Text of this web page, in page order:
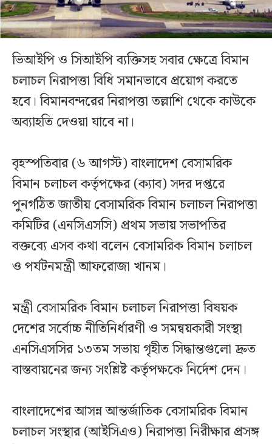
ভিআইপি ও সিআইপি ব্যক্তিসহ সবার ক্ষেত্রে বিমান
চলাচল নিরাপত্তা বিধি সমানভাবে প্রয়োগ করতে
হবে। বিমানবন্দরের নিরাপত্তা তল্লাশি থেকে কাউকে
অব্যাহতি দেওয়া যাবে না।
বৃহস্পতিবার (৬ আগস্ট) বাংলাদেশ বেসামরিক
বিমান চলাচল কর্তৃপক্ষের (ক্যাব) সদর দপ্তরে
পুনর্গঠিত জাতীয় বেসামরিক বিমান চলাচল নিরাপত্তা
কমিটির (এনসিএসসি) প্রথম সভায় সভাপতির
বক্তব্যে এসব কথা বলেন বেসামরিক বিমান চলাচল
ও পর্যটনমন্ত্রী আফরোজা খানম।
মন্ত্রী বেসামরিক বিমান চলাচল নিরাপত্তা বিষয়ক
দেশের সর্বোচ্চ নীতিনির্ধারণী ও সমন্বয়কারী সংস্থা
এনসিএসসির ১৩তম সভায় গৃহীত সিদ্ধান্তগুলো দ্রুত
বাস্তবায়নের জন্য সংশ্লিষ্ট কর্তৃপক্ষকে নির্দেশ দেন।
বাংলাদেশের আসন্ন আন্তর্জাতিক বেসামরিক বিমান
চলাচল সংস্থার (আইসিএও) নিরাপত্তা নিরীক্ষার প্রসঙ্গ